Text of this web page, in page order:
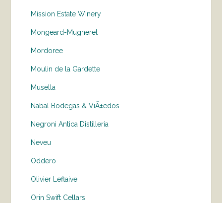
Mission Estate Winery
Mongeard-Mugneret
Mordoree
Moulin de la Gardette
Musella
Nabal Bodegas & ViÃ±edos
Negroni Antica Distilleria
Neveu
Oddero
Olivier Leflaive
Orin Swift Cellars